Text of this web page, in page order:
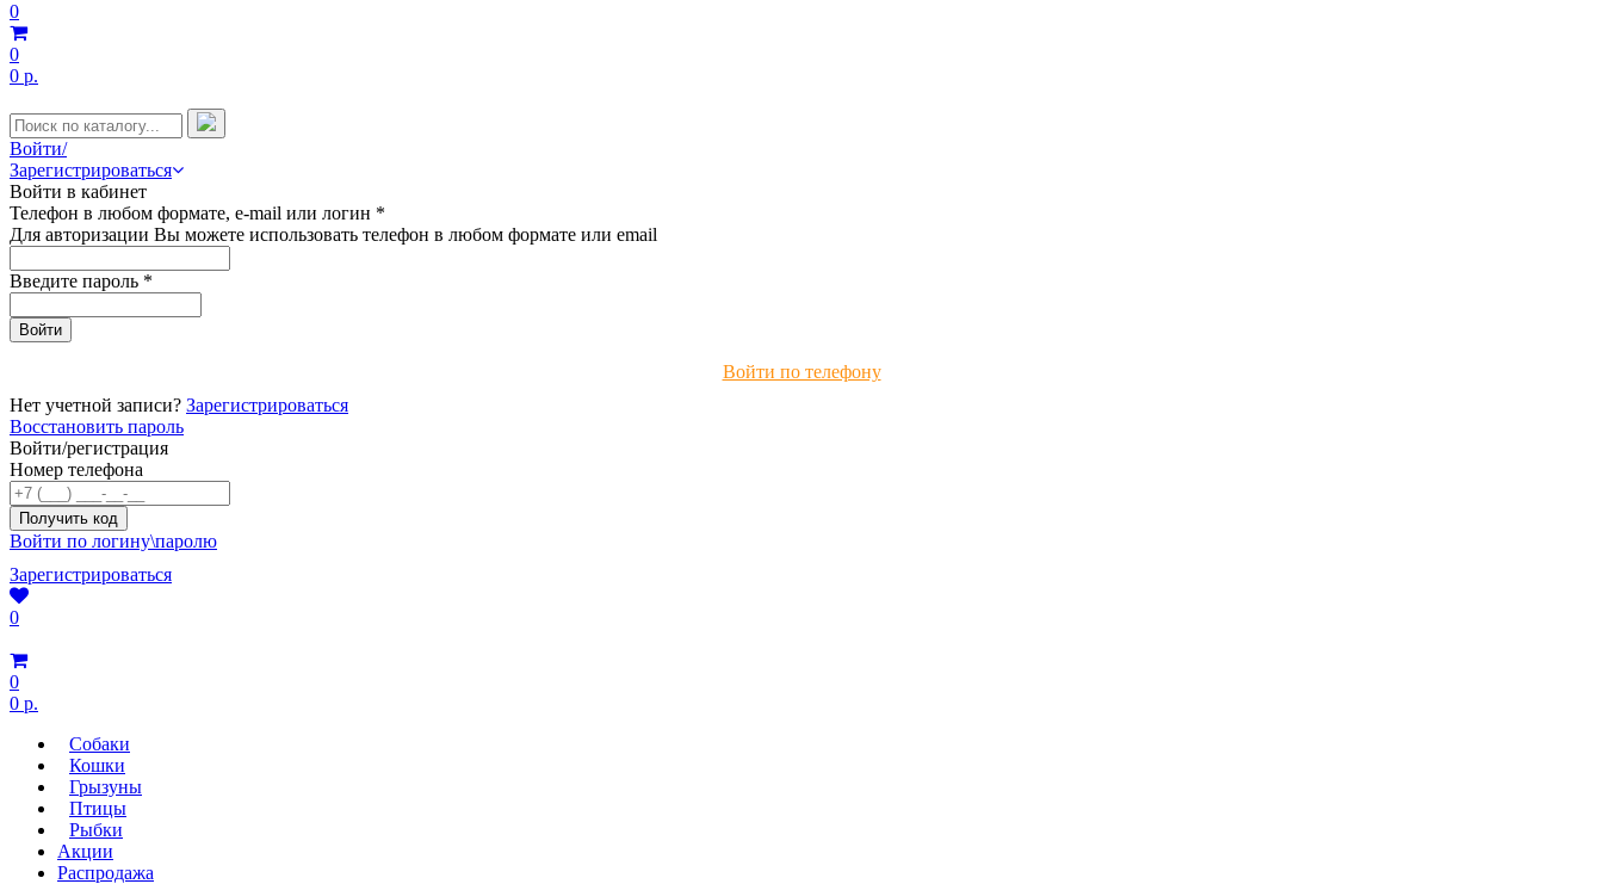
0
0
0 р.
Войти/
Зарегистрироваться
Войти в кабинет
Телефон в любом формате, e-mail или логин *
Для авторизации Вы можете использовать телефон в любом формате или email
Введите пароль *
Войти по телефону
Нет учетной записи? Зарегистрироваться
Восстановить пароль
Войти/регистрация
Номер телефона
Войти по логину\паролю
Зарегистрироваться
0
0
0 р.
Собаки
Кошки
Грызуны
Птицы
Рыбки
Акции
Распродажа